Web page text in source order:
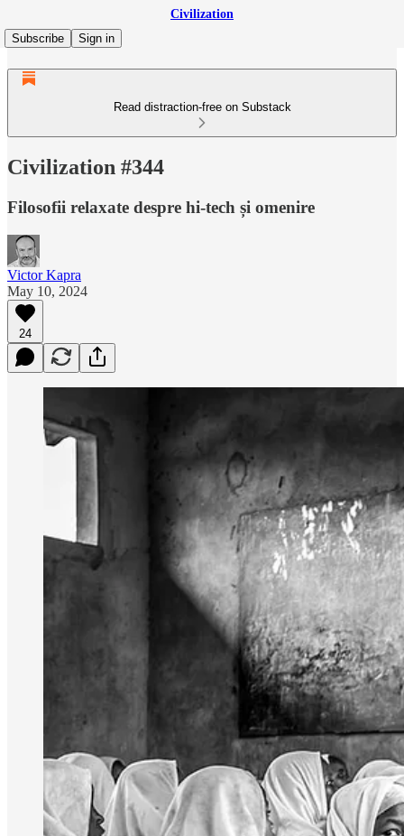
Civilization
Subscribe
Sign in
Read distraction-free on Substack
Civilization #344
Filosofii relaxate despre hi-tech și omenire
Victor Kapra
May 10, 2024
24